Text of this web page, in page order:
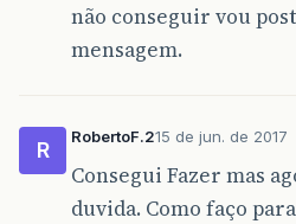
não conseguir vou
mensagem.
R
RobertoF.215 de jun. de 2017
Consegui Fazer mas
duvida. Como faço